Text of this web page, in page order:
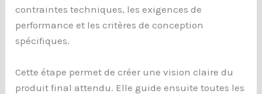
contraintes techniques, les exigences de
performance et les critères de conception
spécifiques.
Cette étape permet de créer une vision claire du
produit final attendu. Elle guide ensuite toutes les